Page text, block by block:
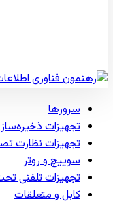
سرورها
تجهیزات
تجهیزات نظارت
سوییچ و روتر
تجهیزات تلفنی
کابل و متعلقات